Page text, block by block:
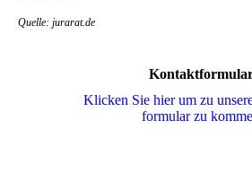
Quelle: jurarat.de
Klicken Sie hier um zu
for­mu­lar zu